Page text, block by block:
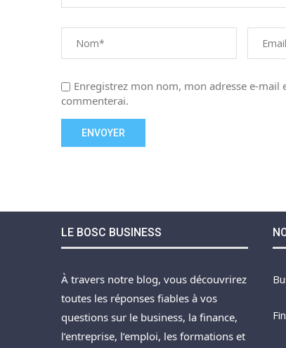
Enregistrez mon nom, mon adresse e-
commenterai.
LE BOSC BUSINESS
À travers notre blog, vous découvrirez
toutes les réponses fiables à vos
questions sur le business, la finance,
l’entreprise, l’emploi, les formations et